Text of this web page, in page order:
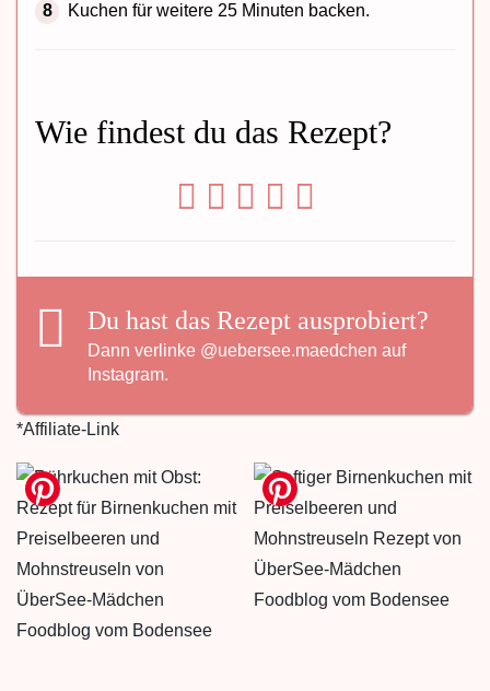
Kuchen für weitere 25 Minuten backen.
Wie findest du das Rezept?
Du hast das Rezept ausprobiert?
Dann verlinke @uebersee.maedchen auf
Instagram.
*Affiliate-Link